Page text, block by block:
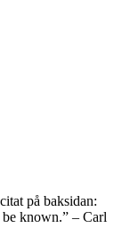
på baksidan:
known.” – Carl